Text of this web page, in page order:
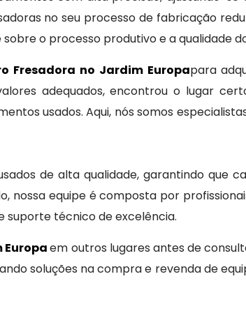
no seu processo de fabricação
o processo produtivo e a qualidade
Fresadora no Jardim Europapara
adequados, encontrou o lugar
usados. Aqui, nós somos
de alta qualidade, garantindo que
nossa equipe é composta por
suporte técnico de excelência.
Europaem outros lugares antes de
soluções na compra e revenda de